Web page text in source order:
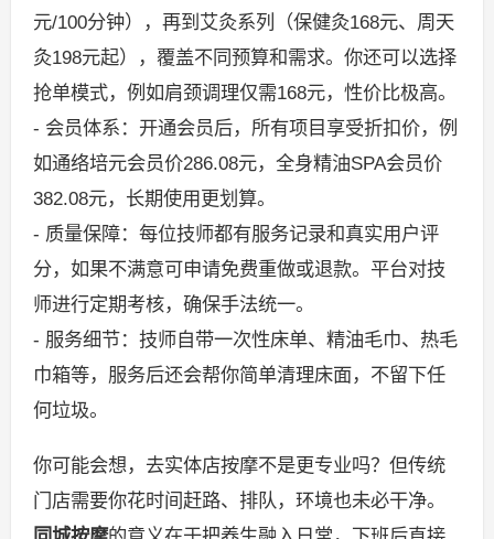
元/100分钟），再到艾灸系列（保健灸168元、周天
灸198元起），覆盖不同预算和需求。你还可以选择
抢单模式，例如肩颈调理仅需168元，性价比极高。
- 会员体系：开通会员后，所有项目享受折扣价，例
如通络培元会员价286.08元，全身精油SPA会员价
382.08元，长期使用更划算。
- 质量保障：每位技师都有服务记录和真实用户评
分，如果不满意可申请免费重做或退款。平台对技
师进行定期考核，确保手法统一。
- 服务细节：技师自带一次性床单、精油毛巾、热毛
巾箱等，服务后还会帮你简单清理床面，不留下任
何垃圾。
你可能会想，去实体店按摩不是更专业吗？但传统
门店需要你花时间赶路、排队，环境也未必干净。